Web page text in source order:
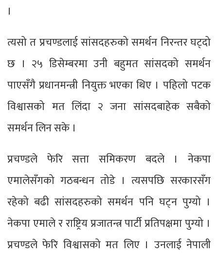
।
त्यसो त प्रचण्डलाई सांसदहरुको समर्थन निरन्तर घट्दो
छ । २५ डिसेम्बरमा उनी बहुमत सांसदको समर्थन
पाएसँगै प्रधानमन्त्री नियुक्त भएका थिए । पहिलो पटक
विश्वासको मत लिंदा २ जना सांसदबाहेक सबैको
समर्थन लिन सके ।
प्रचण्डले फेरि सत्ता समिकरण बदले । नेकपा
एमालेसँगको गठबन्धन तोडे । त्यसपछि सरकारसँग
रहेको बढी सांसदहरुको समर्थन पनि घट्न पुग्यो ।
नेकपा एमाले र राष्ट्रिय प्रजातन्त्र पार्टी प्रतिपक्षमा पुग्यो ।
प्रचण्डले फेरि विश्वासको मत लिए । उनलाई नेपाली